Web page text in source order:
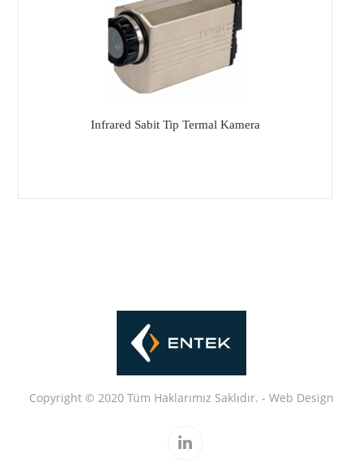
Infrared Sabit Tip Termal Kamera
Copyright © 2020 Tüm Haklarımız Saklıdır. - Web Design